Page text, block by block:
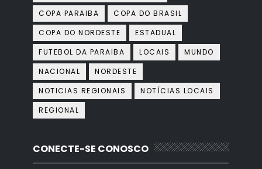
COPA PARAIBA
COPA DO BRASIL
COPA DO NORDESTE
ESTADUAL
FUTEBOL DA PARAIBA
LOCAIS
MUNDO
NACIONAL
NORDESTE
NOTICIAS REGIONAIS
NOTÍCIAS LOCAIS
REGIONAL
CONECTE-SE CONOSCO